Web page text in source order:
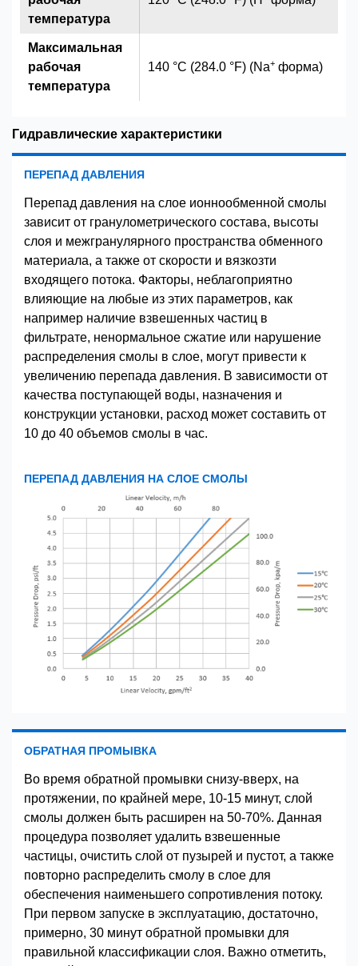
140 °C (284.0 °F) (Na+ форма)
температура
Максимальная
рабочая
температура
Гидравлические характеристики
ПЕРЕПАД ДАВЛЕНИЯ
Перепад давления на слое ионнообменной смолы
зависит от гранулометрического состава, высоты
слоя и межгранулярного пространства обменного
материала, а также от скорости и вязкозти
входящего потока. Факторы, неблагоприятно
влияющие на любые из этих параметров, как
например наличие взвешенных частиц в
фильтрате, ненормальное сжатие или нарушение
распределения смолы в слое, могут привести к
увеличению перепада давления. В зависимости от
качества поступающей воды, назначения и
конструкции установки, расход может составить от
10 до 40 объемов смолы в час.
ПЕРЕПАД ДАВЛЕНИЯ НА СЛОЕ СМОЛЫ
ОБРАТНАЯ ПРОМЫВКА
Во время обратной промывки снизу-вверх, на
протяжении, по крайней мере, 10-15 минут, слой
смолы должен быть расширен на 50-70%. Данная
процедура позволяет удалить взвешенные
частицы, очистить слой от пузырей и пустот, а также
повторно распределить смолу в слое для
обеспечения наименьшего сопротивления потоку.
При первом запуске в эксплуатацию, достаточно,
примерно, 30 минут обратной промывки для
правильной классификации слоя. Важно отметить,